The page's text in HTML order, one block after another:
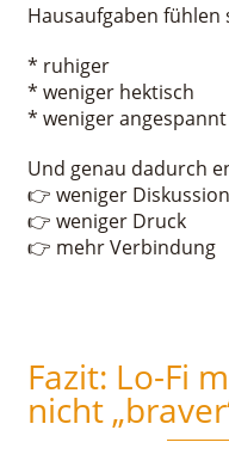
Hausaufgaben fühlen
* ruhiger
* weniger hektisch
* weniger
Und genau dadurch
👉 weniger
👉 weniger Druck
👉 mehr Verbindung
Fazit: Lo-Fi
nicht